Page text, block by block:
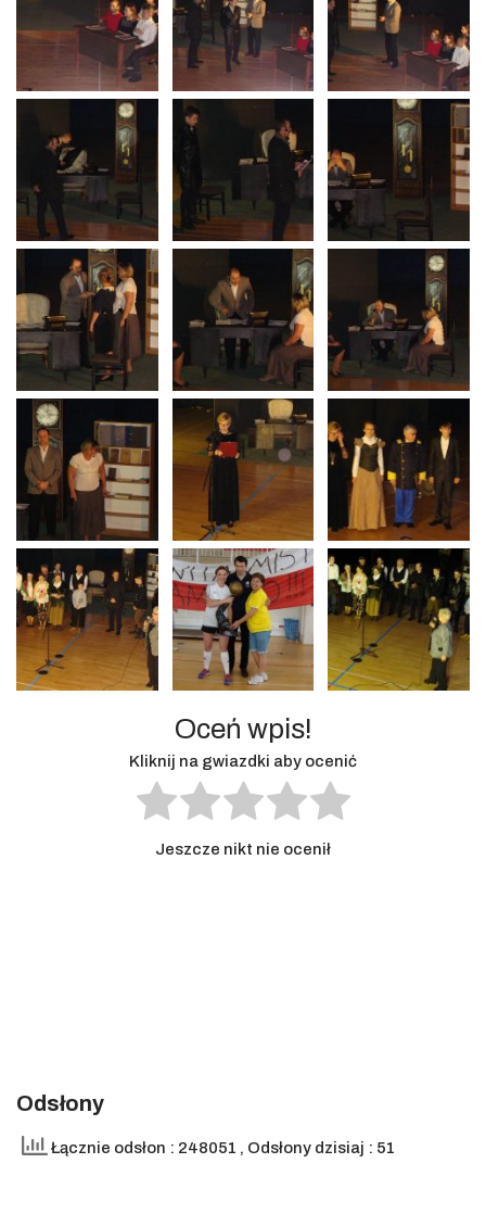
Oceń wpis!
Kliknij na gwiazdki aby ocenić
Jeszcze nikt nie ocenił
Odsłony
Łącznie odsłon : 248051 , Odsłony dzisiaj : 51